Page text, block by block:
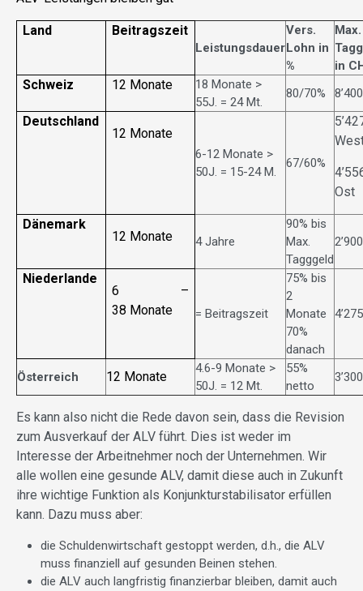
Land Beitragszeit
Leistungsdauer
Vers.
Lohn in
%
Max.
in
Schweiz 12 Monate
18 Monate >
55J. = 24 Mt.
80/70% 8’400
Deutschland
12 Monate
6-12 Monate >
50J. = 15-24 M.
67/60%
Ost
Dänemark
12 Monate 4 Jahre
90% bis
Max.
Tagggeld
2’900
Niederlande
6 –
38 Monate
= Beitragszeit
75% bis
2
Monate
70%
danach
4’275
Österreich 12 Monate
4.6-9 Monate >
50J. = 12 Mt.
55%
netto
3’300
Es kann also nicht die Rede davon sein, dass die Revision
zum Ausverkauf der ALV führt. Dies ist weder im
Interesse der Arbeitnehmer noch der Unternehmen. Wir
alle wollen eine gesunde ALV, damit diese auch in Zukunft
ihre wichtige Funktion als Konjunkturstabilisator erfüllen
kann. Dazu muss aber:
die Schuldenwirtschaft gestoppt werden, d.h., die ALV
muss finanziell auf gesunden Beinen stehen.
die ALV auch langfristig finanzierbar bleiben, damit auch